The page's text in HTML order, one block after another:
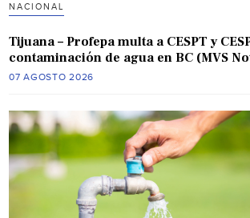
NACIONAL
Tijuana – Profepa multa a CESPT y
contaminación de agua en BC (MVS
07 AGOSTO 2026